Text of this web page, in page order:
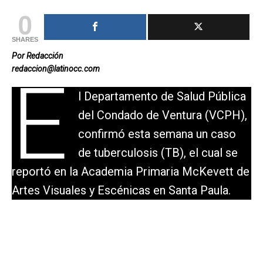
0
SHARES
Por Redacción
redaccion@latinocc.com
E
l Departamento de Salud Pública
del Condado de Ventura (VCPH),
confirmó esta semana un caso
de tuberculosis (TB), el cual se
reportó en la Academia Primaria McKevett de
Artes Visuales y Escénicas en Santa Paula.